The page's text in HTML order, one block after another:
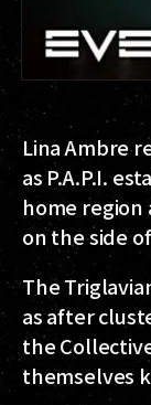
Lina Ambre
as P.A.P.I.
home region
on the side
The
as after
the
themselves